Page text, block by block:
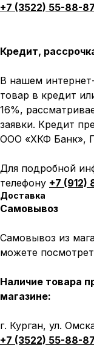
+7 (3522) 55-88-87
Кредит,
В нашем
товар в кредит
16%,
заявки. Кредит
ООО «ХКФ Банк»,
Для подробной
телефону +7 (912)
Доставка
Самовывоз
Самовывоз из
можете
Наличие товара
магазине:
г. Курган, ул.
+7 (3522) 55-88-87